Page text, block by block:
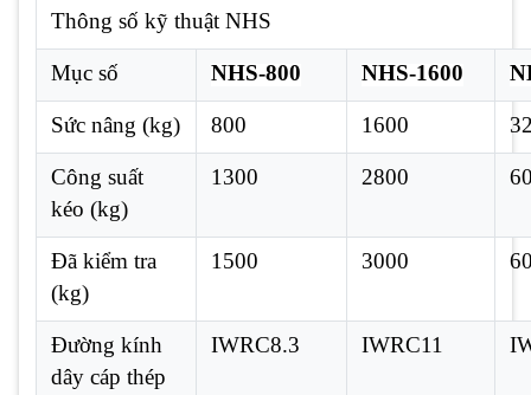
Thông số kỹ thuật NHS
Mục số NHS-800 NHS-1600
Sức nâng (kg) 800 1600
Công suất
kéo (kg)
1300 2800
Đã kiểm tra
(kg)
1500 3000
Đường kính
dây cáp thép
IWRC8.3 IWRC11